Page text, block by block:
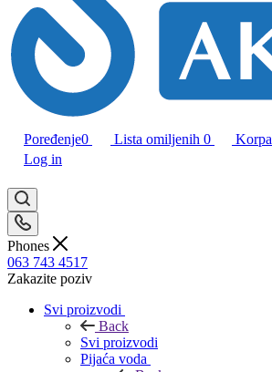
Poređenje0 Lista omiljenih 0 Korpa
Log in
Phones
063 743 4517
Zakazite poziv
Svi proizvodi
Back
Svi proizvodi
Pijaća voda